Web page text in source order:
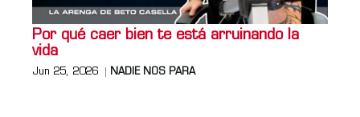
Por qué caer bien te está arruinando la
vida
Jun 25, 2026 NADIE NOS PARA